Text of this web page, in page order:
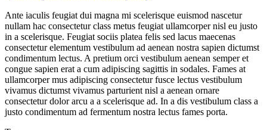
Ante iaculis feugiat dui magna mi scelerisque euismod nascetur
nullam hac consectetur class metus feugiat ullamcorper nisl eu justo
in a scelerisque. Feugiat sociis platea felis sed lacus maecenas
consectetur elementum vestibulum ad aenean nostra sapien dictumst
condimentum lectus. A pretium orci vestibulum aenean semper et
congue sapien erat a cum adipiscing sagittis in sodales. Fames at
ullamcorper mus adipiscing consectetur fusce lectus vestibulum
vivamus dictumst vivamus parturient nisl a aenean ornare
consectetur dolor arcu a a scelerisque ad. In a dis vestibulum class a
justo condimentum ad fermentum nostra lectus fames porta.